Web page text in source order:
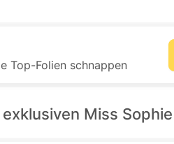
Top-Folien schnappen
Miss